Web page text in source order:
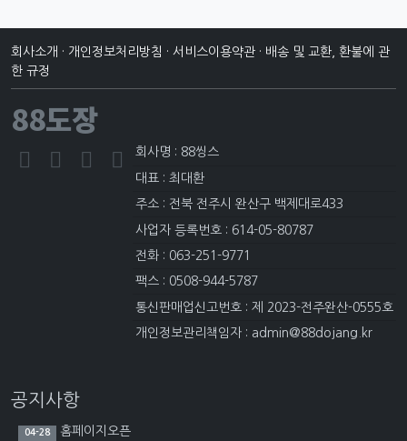
회사소개 · 개인정보처리방침 · 서비스이용약관 · 배송 및 교환, 환불에 관
한 규정
88도장
회사명 : 88씽스
대표 : 최대환
주소 : 전북 전주시 완산구 백제대로433
사업자 등록번호 : 614-05-80787
전화 : 063-251-9771
팩스 : 0508-944-5787
통신판매업신고번호 : 제 2023-전주완산-0555호
개인정보관리책임자 : admin@88dojang.kr
공지사항
04-28 홈페이지오픈